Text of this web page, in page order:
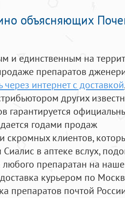
объясняющих
и единственным на
препаратов
интернет с доставкой
других
гарантируется
годами продаж
скромных клиентов,
в аптеке вслух,
препаратан на
курьером по
препаратов почтой